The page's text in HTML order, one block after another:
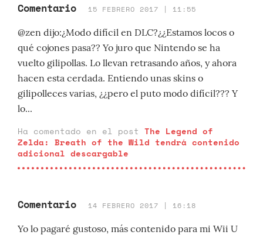
Comentario 15 FEBRERO 2017 | 11:55
@zen dijo:¿Modo difícil en DLC?¿¿Estamos locos o
qué cojones pasa?? Yo juro que Nintendo se ha
vuelto gilipollas. Lo llevan retrasando años, y ahora
hacen esta cerdada. Entiendo unas skins o
gilipolleces varias, ¿¿pero el puto modo difícil??? Y
lo...
Ha comentado en el post The Legend of
Zelda: Breath of the Wild tendrá contenido
adicional descargable
Comentario 14 FEBRERO 2017 | 16:18
Yo lo pagaré gustoso, más contenido para mi Wii U